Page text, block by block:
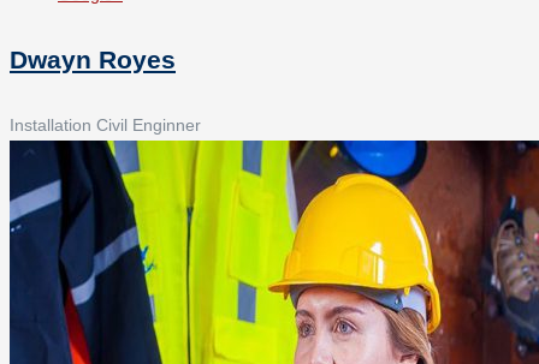
Dwayn Royes
Installation Civil Enginner